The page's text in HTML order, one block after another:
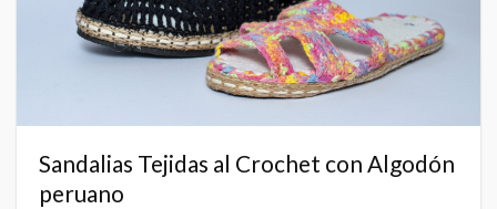
Sandalias Tejidas al Crochet con Algodón
peruano